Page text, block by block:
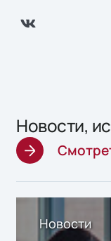
Новости,
Новости